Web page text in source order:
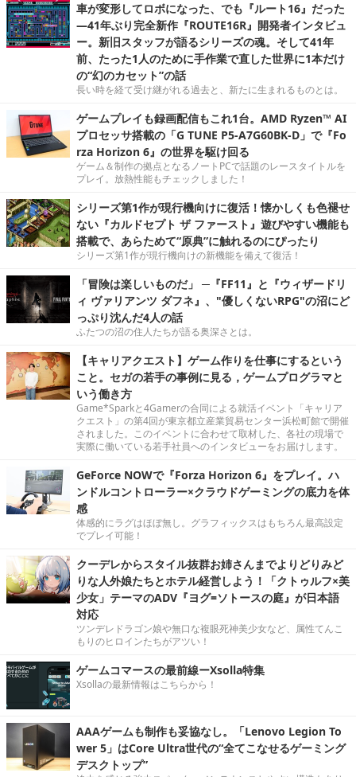
車が変形してロボになった、でも『ルート16』だった
―41年ぶり完全新作『ROUTE16R』開発者インタビュ
ー。新旧スタッフが語るシリーズの魂。そして41年
前、たった1人のために手作業で直した世界に1本だけ
の“幻のカセット”の話
長い時を経て受け継がれる過去と、新たに生まれるものとは。
ゲームプレイも録画配信もこれ1台。AMD Ryzen™ AI
プロセッサ搭載の「G TUNE P5-A7G60BK-D」で『Fo
rza Horizon 6』の世界を駆け回る
ゲーム＆制作の拠点となるノートPCで話題のレースタイトルを
プレイ。放熱性能もチェックしました！
シリーズ第1作が現行機向けに復活！懐かしくも色褪せ
ない『カルドセプト ザ ファースト』遊びやすい機能も
搭載で、あらためて“原典”に触れるのにぴったり
シリーズ第1作が現行機向けの新機能を備えて復活！
「冒険は楽しいものだ」 ─『FF11』と『ウィザードリ
ィ ヴァリアンツ ダフネ』、"優しくないRPG"の沼にど
っぷり沈んだ4人の話
ふたつの沼の住人たちが語る奥深さとは。
【キャリアクエスト】ゲーム作りを仕事にするという
こと。セガの若手の事例に見る，ゲームプログラマと
いう働き方
Game*Sparkと4Gamerの合同による就活イベント「キャリア
クエスト」の第4回が東京都立産業貿易センター浜松町館で開催
されました。このイベントに合わせて取材した、各社の現場で
実際に働いている若手社員へのインタビューをお届けします。
GeForce NOWで『Forza Horizon 6』をプレイ。ハ
ンドルコントローラー×クラウドゲーミングの底力を体
感
体感的にラグはほぼ無し。グラフィックスはもちろん最高設定
でプレイ可能！
クーデレからスタイル抜群お姉さんまでよりどりみど
りな人外娘たちとホテル経営しよう！「クトゥルフ×美
少女」テーマのADV『ヨグ=ソトースの庭』が日本語
対応
ツンデレドラゴン娘や無口な複眼死神美少女など、属性てんこ
もりのヒロインたちがアツい！
ゲームコマースの最前線ーXsolla特集
Xsollaの最新情報はこちらから！
AAAゲームも制作も妥協なし。「Lenovo Legion To
wer 5」はCore Ultra世代の“全てこなせるゲーミング
デスクトップ”